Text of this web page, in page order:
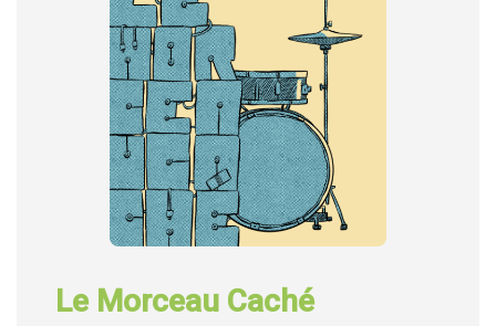
Le Morceau Caché